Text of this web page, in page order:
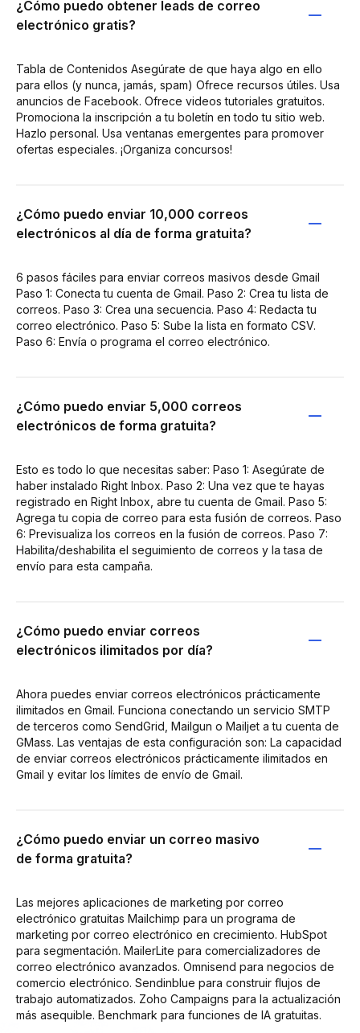
¿Cómo puedo obtener leads de correo
electrónico gratis?
Tabla de Contenidos Asegúrate de que haya algo en ello
para ellos (y nunca, jamás, spam) Ofrece recursos útiles. Usa
anuncios de Facebook. Ofrece videos tutoriales gratuitos.
Promociona la inscripción a tu boletín en todo tu sitio web.
Hazlo personal. Usa ventanas emergentes para promover
ofertas especiales. ¡Organiza concursos!
¿Cómo puedo enviar 10,000 correos
electrónicos al día de forma gratuita?
6 pasos fáciles para enviar correos masivos desde Gmail
Paso 1: Conecta tu cuenta de Gmail. Paso 2: Crea tu lista de
correos. Paso 3: Crea una secuencia. Paso 4: Redacta tu
correo electrónico. Paso 5: Sube la lista en formato CSV.
Paso 6: Envía o programa el correo electrónico.
¿Cómo puedo enviar 5,000 correos
electrónicos de forma gratuita?
Esto es todo lo que necesitas saber: Paso 1: Asegúrate de
haber instalado Right Inbox. Paso 2: Una vez que te hayas
registrado en Right Inbox, abre tu cuenta de Gmail. Paso 5:
Agrega tu copia de correo para esta fusión de correos. Paso
6: Previsualiza los correos en la fusión de correos. Paso 7:
Habilita/deshabilita el seguimiento de correos y la tasa de
envío para esta campaña.
¿Cómo puedo enviar correos
electrónicos ilimitados por día?
Ahora puedes enviar correos electrónicos prácticamente
ilimitados en Gmail. Funciona conectando un servicio SMTP
de terceros como SendGrid, Mailgun o Mailjet a tu cuenta de
GMass. Las ventajas de esta configuración son: La capacidad
de enviar correos electrónicos prácticamente ilimitados en
Gmail y evitar los límites de envío de Gmail.
¿Cómo puedo enviar un correo masivo
de forma gratuita?
Las mejores aplicaciones de marketing por correo
electrónico gratuitas Mailchimp para un programa de
marketing por correo electrónico en crecimiento. HubSpot
para segmentación. MailerLite para comercializadores de
correo electrónico avanzados. Omnisend para negocios de
comercio electrónico. Sendinblue para construir flujos de
trabajo automatizados. Zoho Campaigns para la actualización
más asequible. Benchmark para funciones de IA gratuitas.